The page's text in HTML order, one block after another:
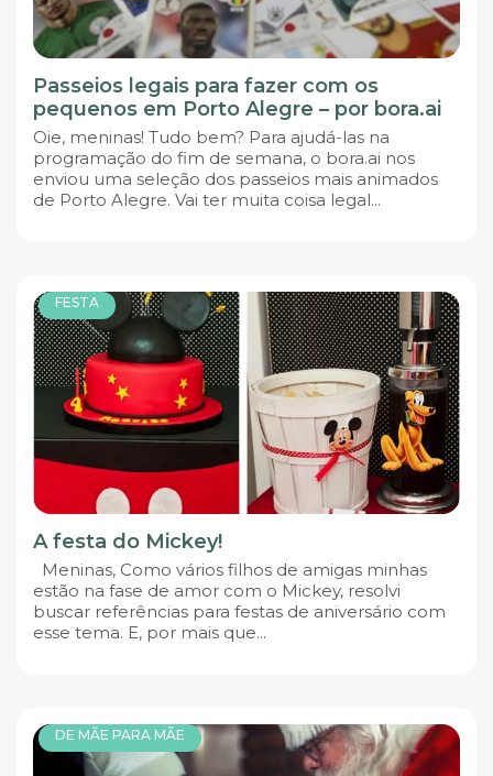
Passeios legais para fazer com os
pequenos em Porto Alegre – por bora.ai
Oie, meninas! Tudo bem? Para ajudá-las na
programação do fim de semana, o bora.ai nos
enviou uma seleção dos passeios mais animados
de Porto Alegre. Vai ter muita coisa legal...
FESTA
A festa do Mickey!
Meninas, Como vários filhos de amigas minhas
estão na fase de amor com o Mickey, resolvi
buscar referências para festas de aniversário com
esse tema. E, por mais que...
DE MÃE PARA MÃE